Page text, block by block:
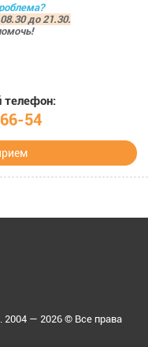
до 21.30.
телефон:
54
2004 — 2026 © Все права